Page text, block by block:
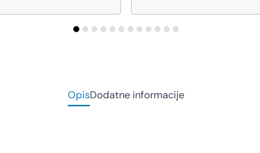
OpisDodatne informacije